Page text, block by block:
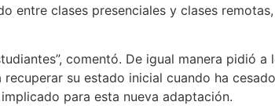
entre clases presenciales y clases remotas,
comentó. De igual manera pidió a
su estado inicial cuando ha
para esta nueva adaptación.